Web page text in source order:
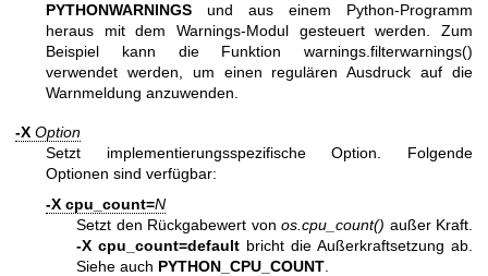
PYTHONWARNINGS und aus einem Python-Programm
heraus mit dem Warnings-Modul gesteuert werden. Zum
Beispiel kann die Funktion warnings.filterwarnings()
verwendet werden, um einen regulären Ausdruck auf die
Warnmeldung anzuwenden.
-X Option
Setzt implementierungsspezifische Option. Folgende
Optionen sind verfügbar:
-X cpu_count=N
Setzt den Rückgabewert von os.cpu_count() außer Kraft.
-X cpu_count=default bricht die Außerkraftsetzung ab.
Siehe auch PYTHON_CPU_COUNT